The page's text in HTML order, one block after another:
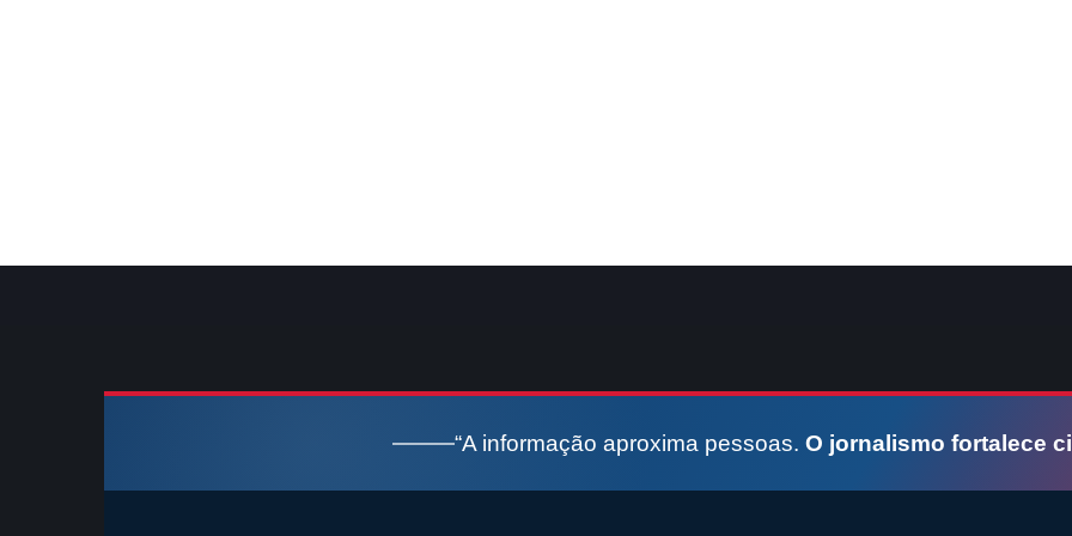
“A informação aproxima pessoas. O jornalismo fortalece